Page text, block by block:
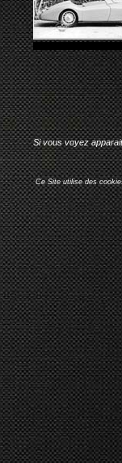
Si vous voyez
Ce Site utilise des